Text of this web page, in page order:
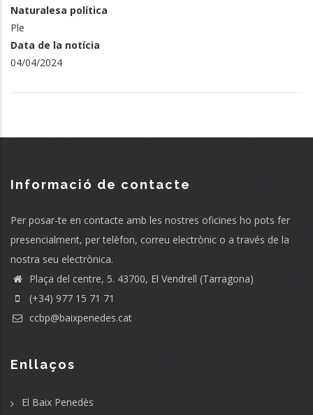
Naturalesa política
Ple
Data de la notícia
04/04/2024
Informació de contacte
Per posar-te en contacte amb les nostres oficines ho pots fer
presencialment, per telèfon, correu electrònic o a través de la
nostra seu electrònica.
Plaça del centre, 5. 43700, El Vendrell (Tarragona)
(+34) 977 15 71 71
ccbp@baixpenedes.cat
Enllaços
El Baix Penedès